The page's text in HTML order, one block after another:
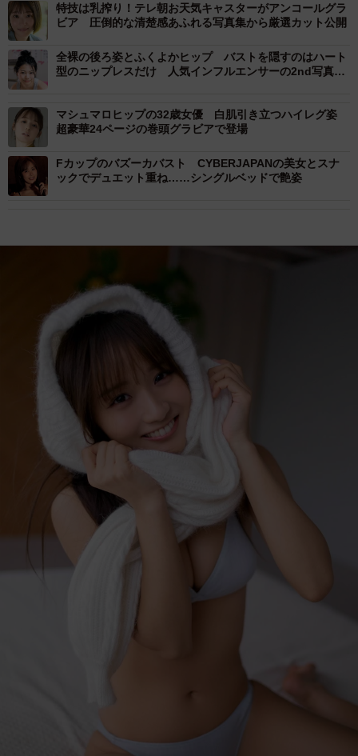
特技は乳搾り！テレ朝お天気キャスターがアンコールグラ
ビア 圧倒的な清楚感あふれる写真集から厳選カット公開
全裸の後ろ姿とふくよかヒップ バストを隠すのはハート
型のニップレスだけ 人気インフルエンサーの2nd写真集
マシュマロヒップの32歳女優 白肌引き立つハイレグ姿
超豪華24ページの巻頭グラビアで登場
Fカップのバズーカバスト CYBERJAPANの美女とスナ
ックでデュエット重ね……シングルベッドで艶姿